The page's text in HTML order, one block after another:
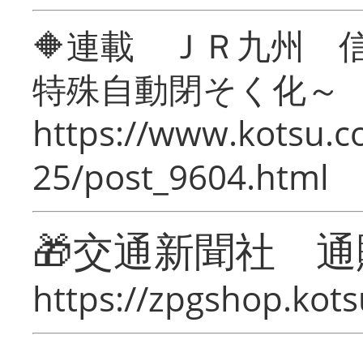
🔶連載 ＪＲ九州 信
特殊自動閉そく化～
https://
25/post_9604.html
🎁交通新聞社
https://